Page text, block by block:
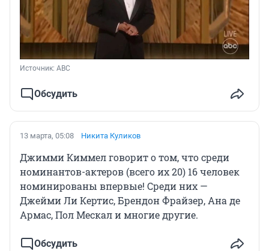
Источник: ABC
Обсудить
13 марта, 05:08 Никита Куликов
Джимми Киммел говорит о том, что среди
номинантов-актеров (всего их 20) 16 человек
номинированы впервые! Среди них —
Джейми Ли Кертис, Брендон Фрайзер, Ана де
Армас, Пол Мескал и многие другие.
Обсудить